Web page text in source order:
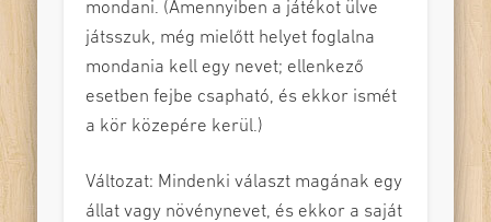
mondani. (Amennyiben a játékot ülve
játsszuk, még mielőtt helyet foglalna
mondania kell egy nevet; ellenkező
esetben fejbe csapható, és ekkor ismét
a kör közepére kerül.)
Változat: Mindenki választ magának egy
állat vagy növénynevet, és ekkor a saját